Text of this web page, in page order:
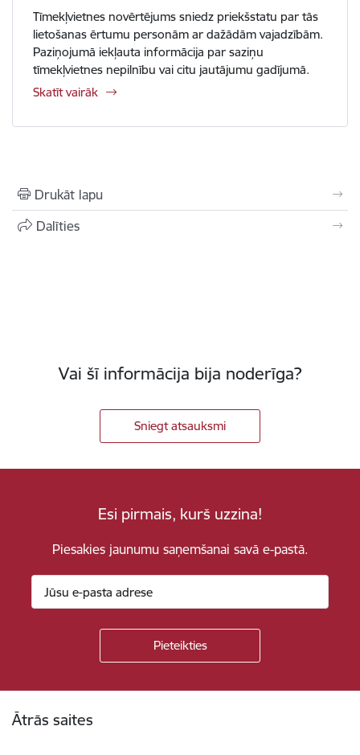
Tīmekļvietnes novērtējums sniedz priekšstatu par tās
lietošanas ērtumu personām ar dažādām vajadzībām.
Paziņojumā iekļauta informācija par saziņu
tīmekļvietnes nepilnību vai citu jautājumu gadījumā.
Skatīt vairāk
Drukāt lapu
Dalīties
Vai šī informācija bija noderīga?
Sniegt atsauksmi
Esi pirmais, kurš uzzina!
Piesakies jaunumu saņemšanai savā e-pastā.
Ātrās saites